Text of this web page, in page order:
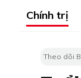
Chính trị
Theo dõi